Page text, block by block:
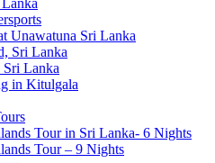
Unawatuna Sri Lanka
Sri Lanka
Lanka
in Kitulgala
Tour in Sri Lanka- 6 Nights
Tour – 9 Nights